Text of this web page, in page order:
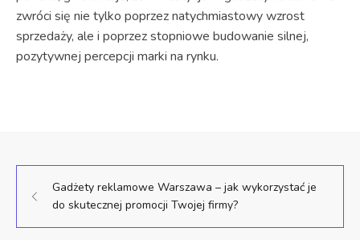
zwróci się nie tylko poprzez natychmiastowy wzrost
sprzedaży, ale i poprzez stopniowe budowanie silnej,
pozytywnej percepcji marki na rynku.
Gadżety reklamowe Warszawa – jak wykorzystać je
do skutecznej promocji Twojej firmy?